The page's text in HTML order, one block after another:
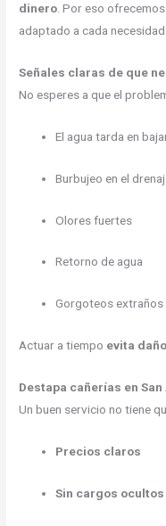
dinero . Por eso ofrecemos
adaptado a cada necesidad.
Señales claras de que
No esperes a que el
El agua tarda en
Burbujeo en el
Olores fuertes
Retorno de agua
Gorgoteos extraños
Actuar a tiempo evita
Destapa cañerías en
Un buen servicio no tiene
Precios claros
Sin cargos ocultos